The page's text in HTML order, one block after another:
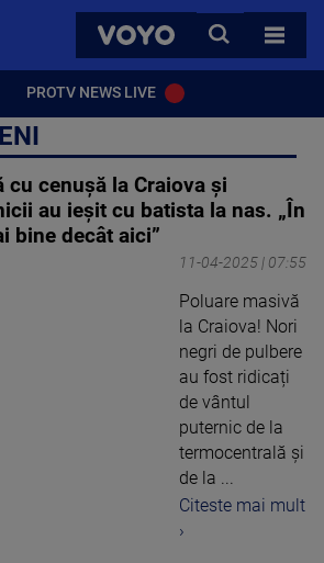
VOYO
CAUTA
TOATE
PROTV NEWS LIVE
cu cenușă la Craiova și
au ieșit cu batista la nas. „În
bine decât aici”
11-04-2025 | 07:55
Poluare masivă
la Craiova! Nori
negri de pulbere
au fost ridicați
de vântul
puternic de la
termocentrală și
de la ...
Citeste mai mult
›